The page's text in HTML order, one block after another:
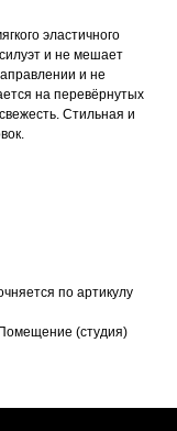
эластичного
и не мешает
и не
на перевёрнутых
Стильная и
по артикулу
(студия)